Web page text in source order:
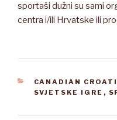
sportaši dužni su sami
centra i/ili Hrvatske ili
CATEGORIES
CANADIAN
SVJETSKE IGRE ,